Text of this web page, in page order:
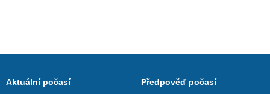
Aktuální počasí
Předpověď počasí